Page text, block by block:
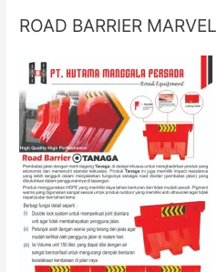
ROAD BARRIER MARVEL